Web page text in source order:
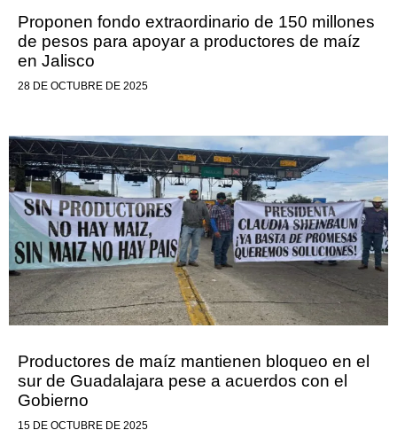
Proponen fondo extraordinario de 150 millones
de pesos para apoyar a productores de maíz
en Jalisco
28 DE OCTUBRE DE 2025
Productores de maíz mantienen bloqueo en el
sur de Guadalajara pese a acuerdos con el
Gobierno
15 DE OCTUBRE DE 2025